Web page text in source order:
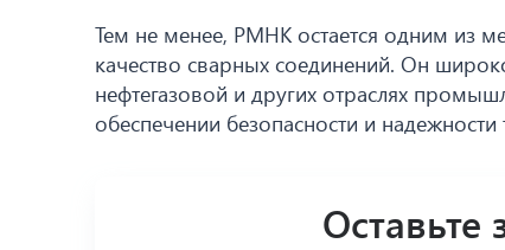
Тем не менее, РМНК остается одним из
качество сварных соединений. Он
нефтегазовой и других отраслях
обеспечении безопасности и надежности
Оставьте